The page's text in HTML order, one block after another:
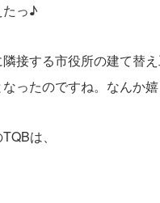
たっ♪
接する市役所の建て替
ったのですね。なんか
は、